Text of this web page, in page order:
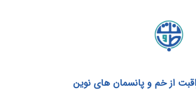
از خم و پانسمان های نوین